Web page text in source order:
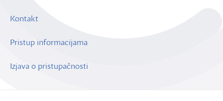
Kontakt
Pristup informacijama
Izjava o pristupačnosti